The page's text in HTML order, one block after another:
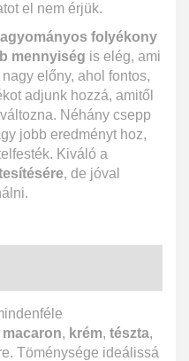
el nem érjük.
folyékony
mennyiség is elég, ami
előny, ahol fontos,
adjunk hozzá, amitől
Néhány csepp
jobb eredményt hoz,
Kiváló a
, de jóval
macaron, krém, tészta,
Töménysége ideálissá